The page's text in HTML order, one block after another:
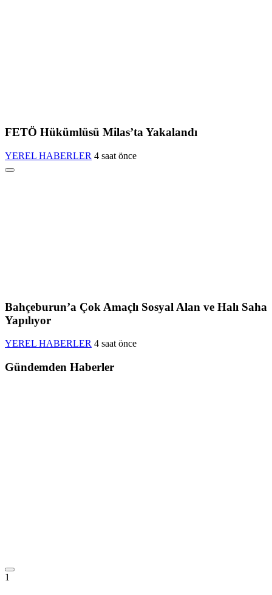
FETÖ Hükümlüsü Milas’ta Yakalandı
YEREL HABERLER 4 saat önce
Bahçeburun’a Çok Amaçlı Sosyal Alan ve Halı Saha
Yapılıyor
YEREL HABERLER 4 saat önce
Gündemden Haberler
1